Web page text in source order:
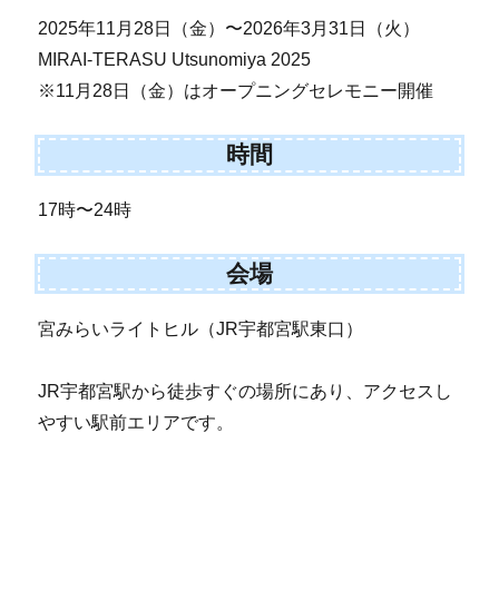
2025年11月28日（金）〜2026年3月31日（火）
MIRAI-TERASU Utsunomiya 2025
※11月28日（金）はオープニングセレモニー開催
時間
17時〜24時
会場
宮みらいライトヒル（JR宇都宮駅東口）
JR宇都宮駅から徒歩すぐの場所にあり、アクセスし
やすい駅前エリアです。